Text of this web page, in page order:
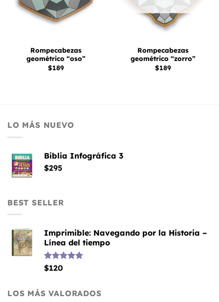
Rompecabezas
geométrico “oso”
$189
Rompecabezas
geométrico “zorro”
$189
LO MÁS NUEVO
Biblia Infográfica 3
$295
BEST SELLER
Imprimible: Navegando por la Historia –
Línea del tiempo
Valorado
$120
LOS MÁS VALORADOS